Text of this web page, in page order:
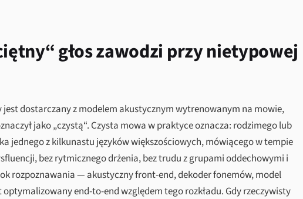
głos zawodzi przy nietypowej
jest dostarczany z modelem akustycznym wytrenowanym na mowie,
jako „czystą“. Czysta mowa w praktyce oznacza: rodzimego lub
jednego z kilkunastu języków większościowych, mówiącego w tempie
bez rytmicznego drżenia, bez trudu z grupami oddechowymi i
rozpoznawania — akustyczny front-end, dekoder fonemów, model
end-to-end względem tego rozkładu. Gdy rzeczywisty